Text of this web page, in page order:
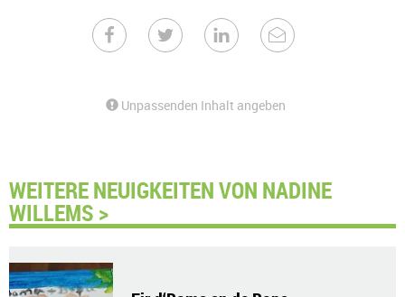
Unpassenden Inhalt angeben
WEITERE NEUIGKEITEN VON NADINE
WILLEMS >